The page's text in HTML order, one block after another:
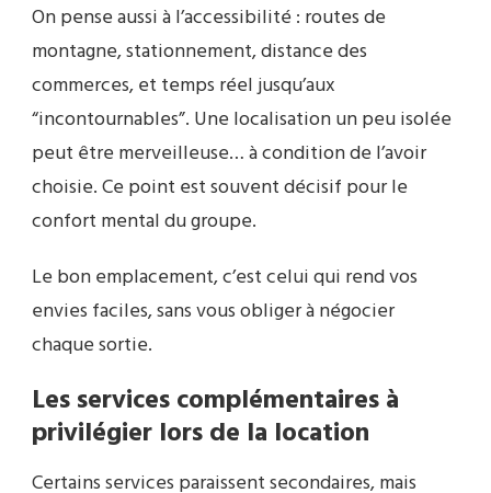
On pense aussi à l’accessibilité : routes de
montagne, stationnement, distance des
commerces, et temps réel jusqu’aux
“incontournables”. Une localisation un peu isolée
peut être merveilleuse… à condition de l’avoir
choisie. Ce point est souvent décisif pour le
confort mental du groupe.
Le bon emplacement, c’est celui qui rend vos
envies faciles, sans vous obliger à négocier
chaque sortie.
Les services complémentaires à
privilégier lors de la location
Certains services paraissent secondaires, mais